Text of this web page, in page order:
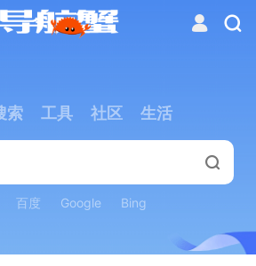
索 工具 社区 生活
百度 Google Bing